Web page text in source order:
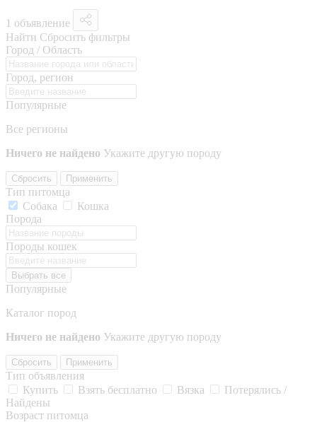
1 объявление
Найти Сбросить фильтры
Город / Область
Город, регион
Популярные
Все регионы
Ничего не найдено Укажите другую породу
Сбросить Применить
Тип питомца
Собака
Кошка
Порода
Породы кошек
Выбрать все
Популярные
Каталог пород
Ничего не найдено Укажите другую породу
Сбросить Применить
Тип объявления
Купить
Взять бесплатно Вязка
Потерялись /
Найдены
Возраст питомца